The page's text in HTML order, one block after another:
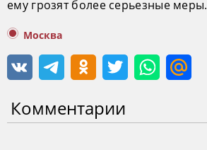
ему грозят более серьезные меры.
Москва
Комментарии